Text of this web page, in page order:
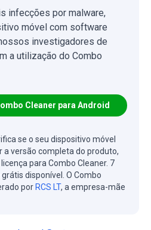
infecções por malware,
móvel com software
investigadores de
a utilização do Combo
Cleaner para Android
se o seu dispositivo móvel
a versão completa do produto,
para Combo Cleaner. 7
disponível. O Combo
porRCS LT, a empresa-mãe